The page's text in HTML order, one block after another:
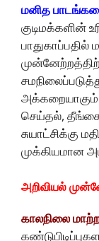
மனித
குடிமக்களின்
பாதுகாப்பதில்
செய்தல்,
சுயாட்சிக்கு
முக்கியமான
அறிவியல்
காலநிலை